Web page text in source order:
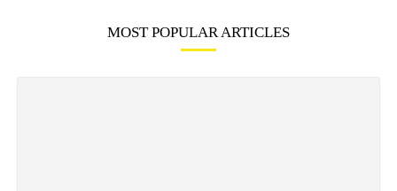
MOST POPULAR ARTICLES